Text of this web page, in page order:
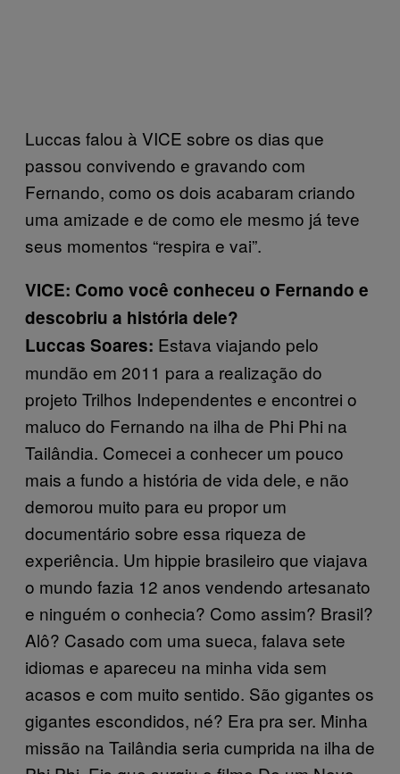
Luccas falou à VICE sobre os dias que
passou convivendo e gravando com
Fernando, como os dois acabaram criando
uma amizade e de como ele mesmo já teve
seus momentos “respira e vai”.
VICE: Como você conheceu o Fernando e
descobriu a história dele?
Luccas Soares: Estava viajando pelo
mundão em 2011 para a realização do
projeto Trilhos Independentes e encontrei o
maluco do Fernando na ilha de Phi Phi na
Tailândia. Comecei a conhecer um pouco
mais a fundo a história de vida dele, e não
demorou muito para eu propor um
documentário sobre essa riqueza de
experiência. Um hippie brasileiro que viajava
o mundo fazia 12 anos vendendo artesanato
e ninguém o conhecia? Como assim? Brasil?
Alô? Casado com uma sueca, falava sete
idiomas e apareceu na minha vida sem
acasos e com muito sentido. São gigantes os
gigantes escondidos, né? Era pra ser. Minha
missão na Tailândia seria cumprida na ilha de